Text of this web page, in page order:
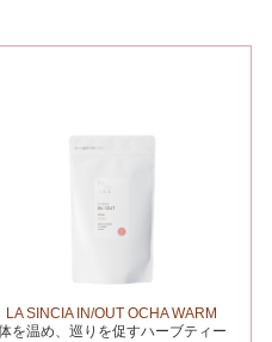
LA SINCIA IN/OUT OCHA WARM
を温め、巡りを促すハーブティー